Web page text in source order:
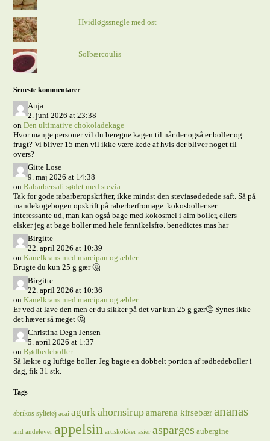
Hvidløgssnegle med ost
Solbærcoulis
Seneste kommentarer
Anja
2. juni 2026 at 23:38
onDen ultimative chokoladekage
Hvor mange personer vil du beregne kagen til når der også er boller og
frugt? Vi bliver 15 men vil ikke være kede af hvis der bliver noget til
overs?
Gitte Lose
9. maj 2026 at 14:38
onRabarbersaft sødet med stevia
Tak for gode rabarberopskrifter, ikke mindst den steviasødedede saft. Så på
mandekogebogen opskrift på raberberfromage. kokosboller ser
interessante ud, man kan også bage med kokosmel i alm boller, ellers
elsker jeg at bage boller med hele fennikelsfrø. benedictes mas har
Birgitte
22. april 2026 at 10:39
onKanelkrans med marcipan og æbler
Brugte du kun 25 g gær 🤔
Birgitte
22. april 2026 at 10:36
onKanelkrans med marcipan og æbler
Er ved at lave den men er du sikker på det var kun 25 g gær🤔 Synes ikke
det hæver så meget 🤔
Christina Degn Jensen
5. april 2026 at 1:37
onRødbedeboller
Så lækre og luftige boller. Jeg bagte en dobbelt portion af rødbedeboller i
dag, fik 31 stk.
Tags
abrikos syltetøj acai agurkahornsirupamarena kirsebærananas
and andelever appelsin artiskokker asier asparges aubergine